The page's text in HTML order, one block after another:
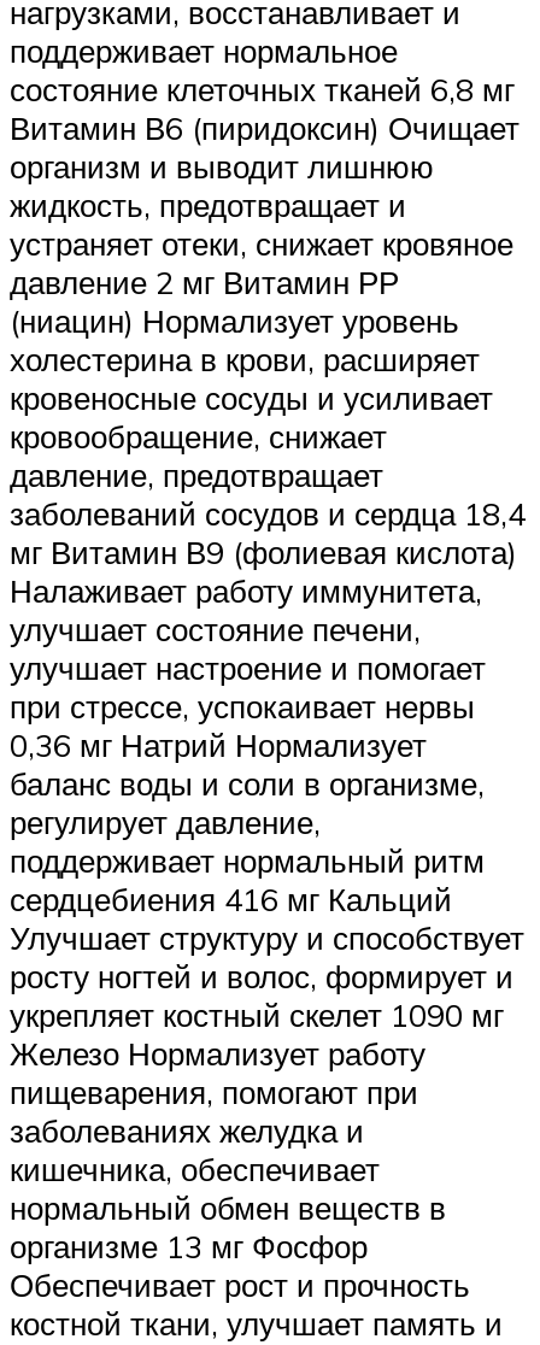
нагрузками, восстанавливает и
поддерживает нормальное
состояние клеточных тканей 6,8 мг
Витамин В6 (пиридоксин) Очищает
организм и выводит лишнюю
жидкость, предотвращает и
устраняет отеки, снижает кровяное
давление 2 мг Витамин РР
(ниацин) Нормализует уровень
холестерина в крови, расширяет
кровеносные сосуды и усиливает
кровообращение, снижает
давление, предотвращает
заболеваний сосудов и сердца 18,4
мг Витамин В9 (фолиевая кислота)
Налаживает работу иммунитета,
улучшает состояние печени,
улучшает настроение и помогает
при стрессе, успокаивает нервы
0,36 мг Натрий Нормализует
баланс воды и соли в организме,
регулирует давление,
поддерживает нормальный ритм
сердцебиения 416 мг Кальций
Улучшает структуру и способствует
росту ногтей и волос, формирует и
укрепляет костный скелет 1090 мг
Железо Нормализует работу
пищеварения, помогают при
заболеваниях желудка и
кишечника, обеспечивает
нормальный обмен веществ в
организме 13 мг Фосфор
Обеспечивает рост и прочность
костной ткани, улучшает память и